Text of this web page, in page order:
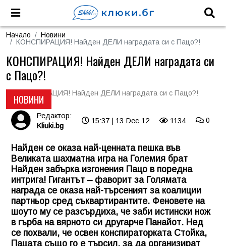
Начало
Новини
КОНСПИРАЦИЯ! Найден ДЕЛИ наградата си с Пацо?!
НОВИНИ
КОНСПИРАЦИЯ! Найден ДЕЛИ наградата си
с Пацо?!
Редактор:
Kliuki.bg
15:37 | 13 Dec 12 1134 0
Найден се оказа най-ценната пешка във
Великата шахматна игра на Големия брат
Найден забърка изгонения Пацо в поредна
интрига! Гигантът – фаворит за Голямата
награда се оказа най-търсеният за коалиции
партньор сред съквартирантите. Феновете на
шоуто му се разсърдиха, че заби истински нож
в гърба на вярното си другарче Панайот. Нед
се похвали, че освен конспираторката Стойка,
Пацата също го е търсил, за да организират